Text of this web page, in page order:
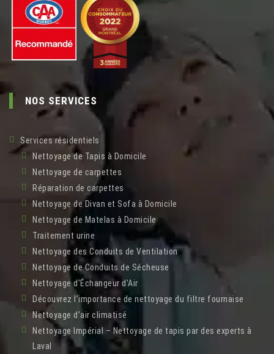
NOS SERVICES
Services résidentiels
Nettoyage de Tapis à Domicile
Nettoyage de carpettes
Réparation de carpettes
Nettoyage de Divan et Sofa à Domicile
Nettoyage de Matelas à Domicile
Traitement urine
Nettoyage des Conduits de Ventilation
Nettoyage de Conduits de Sécheuse
Nettoyage d’Échangeur d’Air
Découvrez l’importance de nettoyage du filtre fournaise
Nettoyage d’air climatisé
Nettoyage Impérial – Nettoyage de tapis par des experts à
Laval